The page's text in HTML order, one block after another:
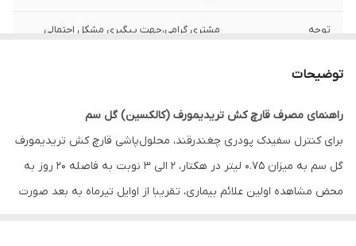
توجه
مشتری گرامی،جهت پیگیری مشکل احتمالی
توضیحات
راهنمای مصرف قارچ کش تریدیمورف (کالکسین) گل سم
برای کنترل سفیدک پودری چغندرقند، محلول‌پاشی قارچ کش تریدیمورف
گل سم به میزان 0.75 لیتر در هکتار، 2 الی 3 نوبت به فاصله 20 روز به
محض مشاهده اولین علائم بیماری، تقریبا از اوایل تیرماه به بعد صورت